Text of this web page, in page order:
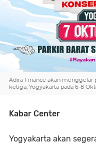
Adira Finance akan menggelar
ketiga, Yogyakarta pada 6-8
Kabar Center
Yogyakarta akan